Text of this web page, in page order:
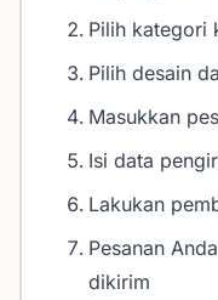
Pilih kategori
Pilih desain
Masukkan
Isi data
Lakukan
Pesanan
dikirim